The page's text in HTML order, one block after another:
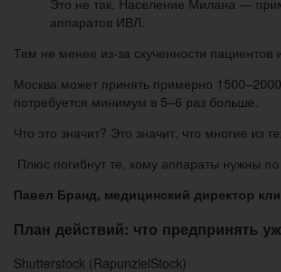
Это не так. Население Милана —
аппаратов ИВЛ.
Тем не менее из-за скученности пациентов
Москва может принять примерно
потребуется минимум в 5–6 раз больше.
Что это значит? Это значит, что многие из
Плюс погибнут те, кому аппараты нужны
Павел Бранд, медицинский директор
План действий: что предпринять
Shutterstock (RapunzielStock)